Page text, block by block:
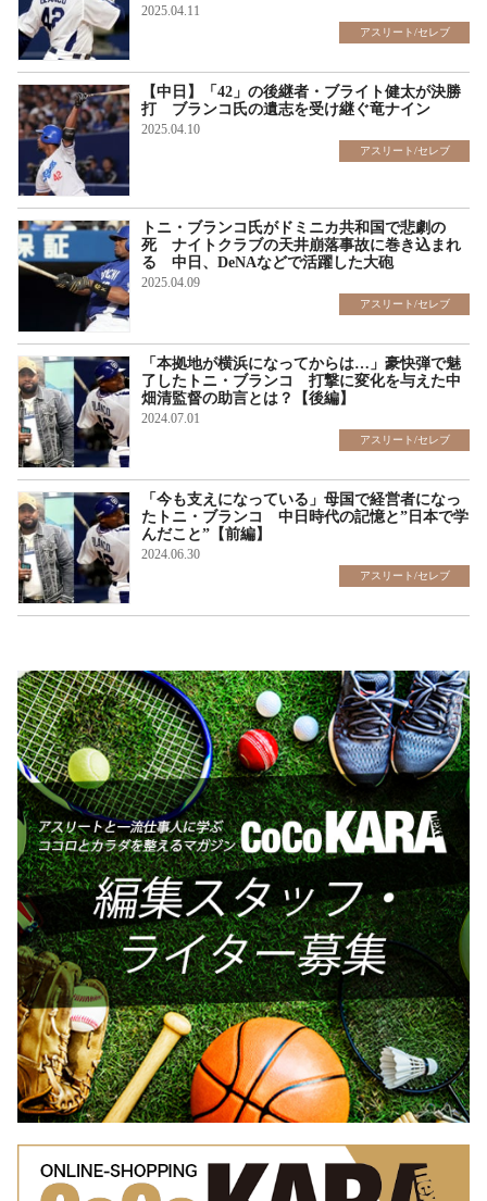
2025.04.11
アスリート/セレブ
【中日】「42」の後継者・ブライト健太が決勝
打 ブランコ氏の遺志を受け継ぐ竜ナイン
2025.04.10
アスリート/セレブ
トニ・ブランコ氏がドミニカ共和国で悲劇の
死 ナイトクラブの天井崩落事故に巻き込まれ
る 中日、DeNAなどで活躍した大砲
2025.04.09
アスリート/セレブ
「本拠地が横浜になってからは…」豪快弾で魅
了したトニ・ブランコ 打撃に変化を与えた中
畑清監督の助言とは？【後編】
2024.07.01
アスリート/セレブ
「今も支えになっている」母国で経営者になっ
たトニ・ブランコ 中日時代の記憶と”日本で学
んだこと”【前編】
2024.06.30
アスリート/セレブ